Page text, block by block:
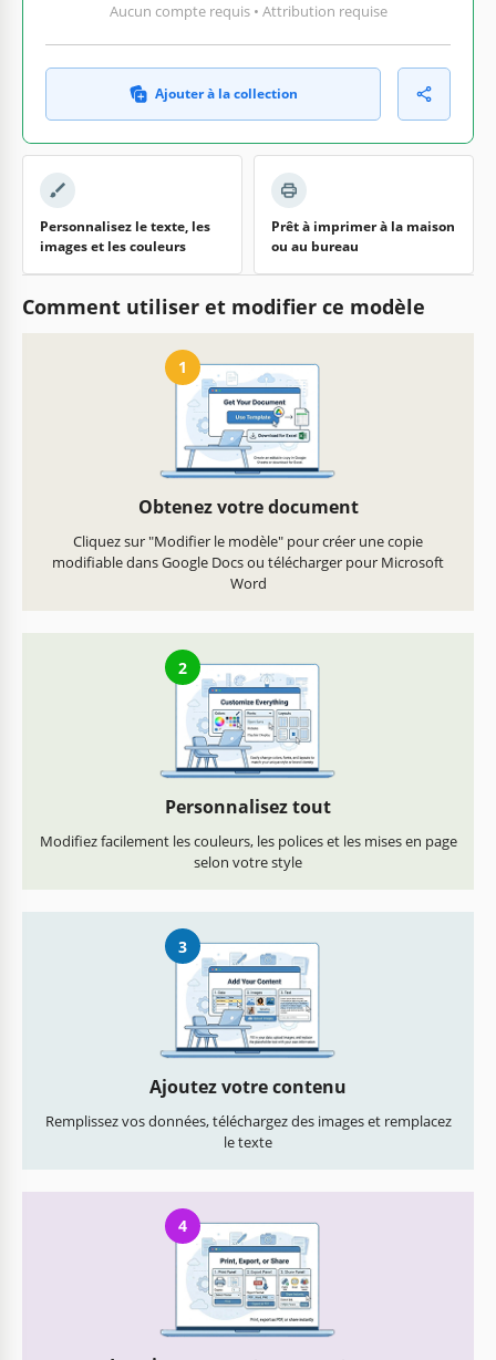
Aucun compte requis • Attribution requise
Ajouter à la collection
Personnalisez le texte, les
images et les couleurs
Prêt à imprimer à la maison
ou au bureau
Comment utiliser et modifier ce modèle
1
Obtenez votre document
Cliquez sur "Modifier le modèle" pour créer une copie
modifiable dans Google Docs ou télécharger pour Microsoft
Word
2
Personnalisez tout
Modifiez facilement les couleurs, les polices et les mises en page
selon votre style
3
Ajoutez votre contenu
Remplissez vos données, téléchargez des images et remplacez
le texte
4